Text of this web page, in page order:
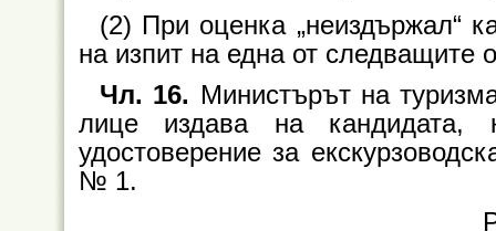
(2) При оценка „неиздържал“
на изпит на една от следващите
Чл. 16. Министърът на
лице издава на кандидата,
удостоверение за
№ 1.